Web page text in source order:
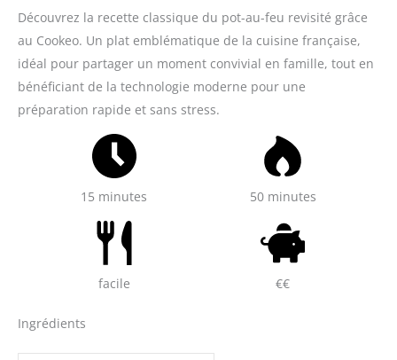
Découvrez la recette classique du pot-au-feu revisité grâce
au Cookeo. Un plat emblématique de la cuisine française,
idéal pour partager un moment convivial en famille, tout en
bénéficiant de la technologie moderne pour une
préparation rapide et sans stress.
15 minutes 50 minutes
facile €€
Ingrédients